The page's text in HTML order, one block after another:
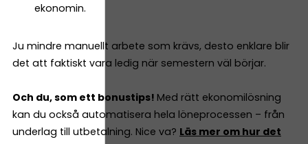
ekonomin.
Ju mindre manuellt arbete som krävs, desto enklare blir
det att faktiskt vara ledig när semestern väl börjar.
Och du, som ett bonustips! Med rätt ekonomilösning
kan du också automatisera hela löneprocessen – från
underlag till utbetalning. Nice va? Läs mer om hur det